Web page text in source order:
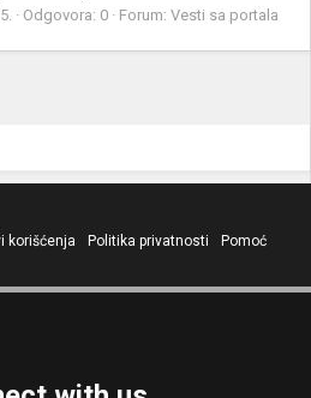
Odgovora: 0 Forum: Vesti sa portala
korišćenja Politika privatnosti
Pomoć